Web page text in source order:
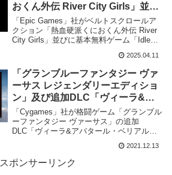
おくん外伝 River City Girls」並び
に基本無料ゲーム「Idle
Champions of the Forgotten
Realms」及び「Arcadgeddon」
のDLCを来週2025年4月17日まで
の期間限定で無料配布を開始！
「Epic Games」社がベルトスクロールア
クション「熱血硬派くにおくん外伝 River
City Girls」並びに基本無料ゲーム「Idle
「Arcadgeddon」のDLCの無料配布を来週
2025年4月17日までの期間限定で開始致し
ました。
2025.04.11
「グランブルーファンタジー ヴァ
ーサス レジェンダリーエディショ
ン」及び追加DLC「ヴィーラ&ア
バタール・ベリアル」の発売が
2021年12月14日に決定
「Cygames」社が格闘ゲーム「グランブル
ーファンタジー ヴァーサス」の追加
DLC「ヴィーラ&アバタール・ベリアル」
ランブルーファンタジー ヴァーサス レジ
ェンダリーエディション」の発売が2021年
12月14日である事を発表致しました。
2021.12.13
スポンサーリンク